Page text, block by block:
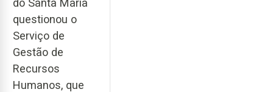
questionou o
Serviço de
Gestão de
Recursos
Humanos, que